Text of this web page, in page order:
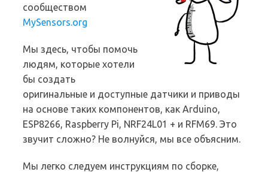
сообществом
MySensors.org
Мы здесь, чтобы помочь
людям, которые хотели
бы создать
оригинальные и доступные датчики и приводы
на основе таких компонентов, как Arduino,
ESP8266, Raspberry Pi, NRF24L01 + и RFM69. Это
звучит сложно? Не волнуйся, мы все объясним.
Мы легко следуем инструкциям по сборке,